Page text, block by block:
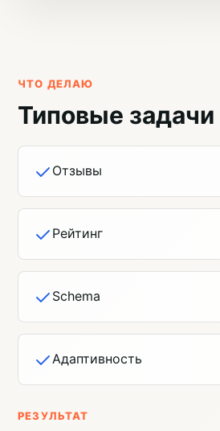
ЧТО ДЕЛАЮ
Типовые задачи
Отзывы
Рейтинг
Schema
Адаптивность
РЕЗУЛЬТАТ